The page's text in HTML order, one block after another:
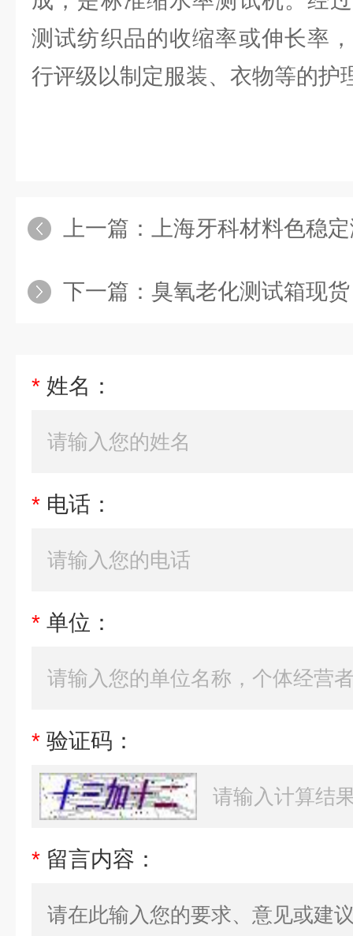
测试纺织品的收缩率或伸长率
行评级以制定服装、衣物等的护
上一篇： 上海牙科材料色稳
下一篇： 臭氧老化测试箱现货
* 姓名：
* 电话：
* 单位：
* 验证码：
* 留言内容：